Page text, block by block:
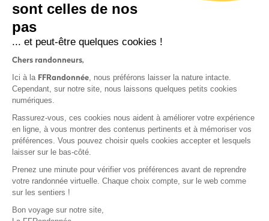
Protection des données
Politique de confidentialité
sont celles de nos
pas
... et peut-être quelques cookies !
Chers randonneurs,
Ici à la FFRandonnée, nous préférons laisser la nature intacte.
Cependant, sur notre site, nous laissons quelques petits cookies
numériques.
Rassurez-vous, ces cookies nous aident à améliorer votre expérience
en ligne, à vous montrer des contenus pertinents et à mémoriser vos
préférences. Vous pouvez choisir quels cookies accepter et lesquels
laisser sur le bas-côté.
Prenez une minute pour vérifier vos préférences avant de reprendre
votre randonnée virtuelle. Chaque choix compte, sur le web comme
sur les sentiers !
Bon voyage sur notre site,